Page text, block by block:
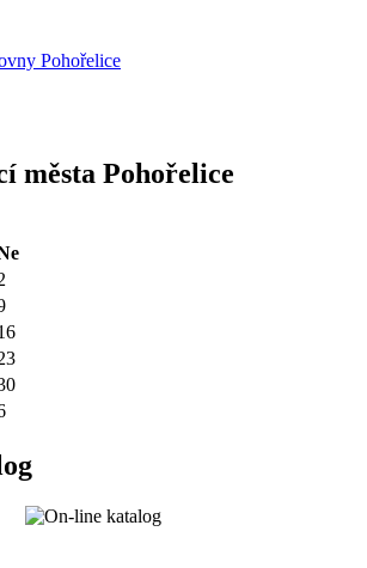
Pohořelice
města Pohořelice